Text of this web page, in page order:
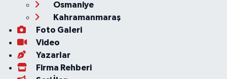
Osmaniye
Kahramanmaraş
Foto Galeri
Video
Yazarlar
Firma Rehberi